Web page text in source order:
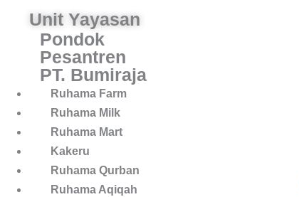
Unit Yayasan
Pondok
Pesantren
PT. Bumiraja
Ruhama Farm
Ruhama Milk
Ruhama Mart
Kakeru
Ruhama Qurban
Ruhama Aqiqah